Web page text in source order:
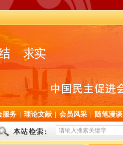
服务 理论文献 会员风采 随笔漫谈